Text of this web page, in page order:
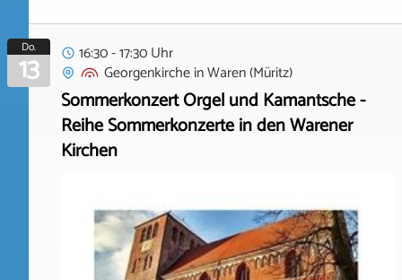
Do.
13
16:30 - 17:30 Uhr
GeorgenkircheinWaren (Müritz)
Sommerkonzert Orgel und Kamantsche -
Reihe Sommerkonzerte in den Warener
Kirchen